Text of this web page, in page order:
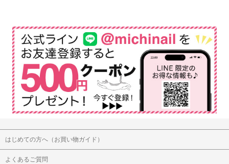
はじめての方へ（お買い物ガイド）
よくあるご質問